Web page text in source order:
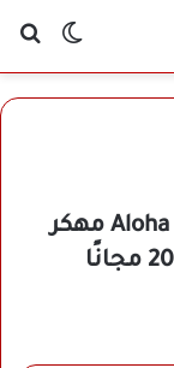
الوضع
تحميل متصفح الوها Aloha Browser مهكر